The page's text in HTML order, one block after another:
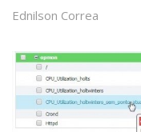
Ednilson Correa